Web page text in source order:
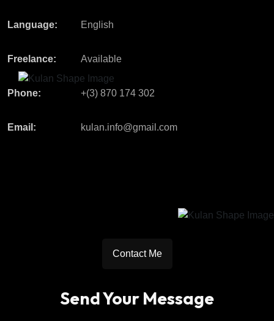
Language: English
Freelance: Available
Phone: +(3) 870 174 302
Email: kulan.info@gmail.com
Contact Me
Send Your Message